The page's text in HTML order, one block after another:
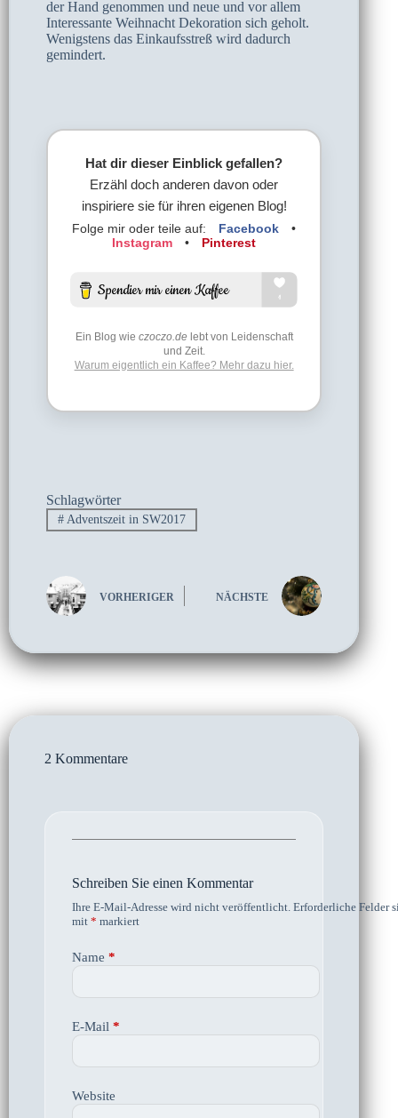
der Hand genommen und neue und vor allem
Interessante Weihnacht Dekoration sich geholt.
Wenigstens das Einkaufsstreß wird dadurch
gemindert.
Hat dir dieser Einblick gefallen?
Erzähl doch anderen davon oder
inspiriere sie für ihren eigenen Blog!
Folge mir oder teile auf: Facebook
•
Instagram
• Pinterest
Ein Blog wie czoczo.delebt von Leidenschaft
und Zeit.
Warum eigentlich ein Kaffee? Mehr dazu hier.
Schlagwörter
#Adventszeit in SW2017
VORHERIGER NÄCHSTE
2 Kommentare
Schreiben Sie einen Kommentar
Ihre E-Mail-Adresse wird nicht veröffentlicht. Erforderliche Felder
mit * markiert
Name *
E-Mail *
Website